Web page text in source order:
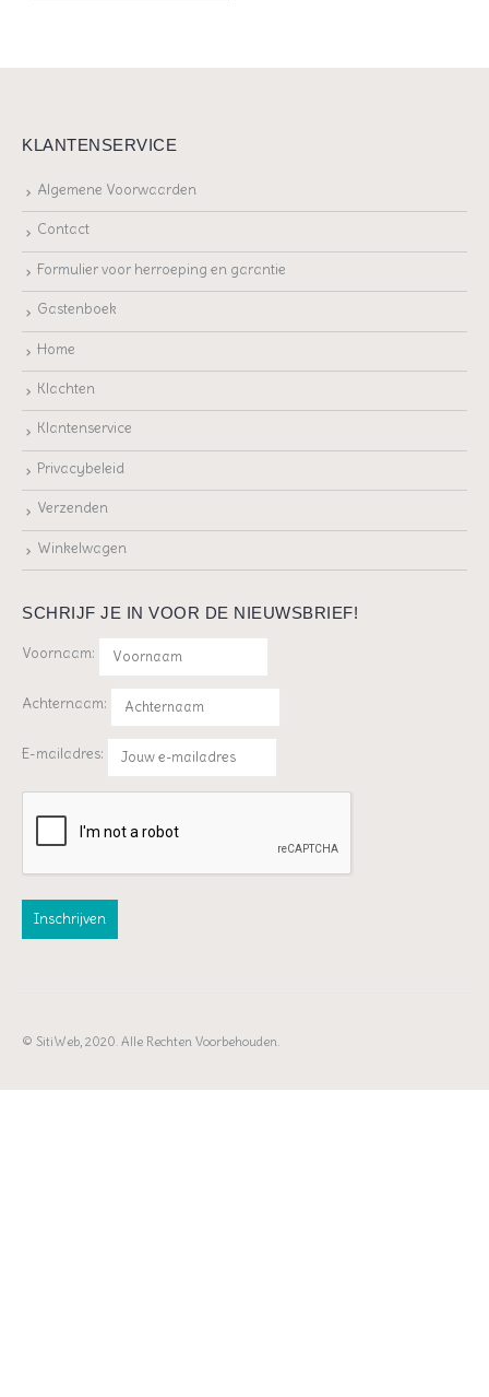
KLANTENSERVICE
Algemene Voorwaarden
Contact
Formulier voor herroeping en garantie
Gastenboek
Home
Klachten
Klantenservice
Privacybeleid
Verzenden
Winkelwagen
SCHRIJF JE IN VOOR DE NIEUWSBRIEF!
Voornaam:
Achternaam:
E-mailadres:
© SitiWeb, 2020. Alle Rechten Voorbehouden.